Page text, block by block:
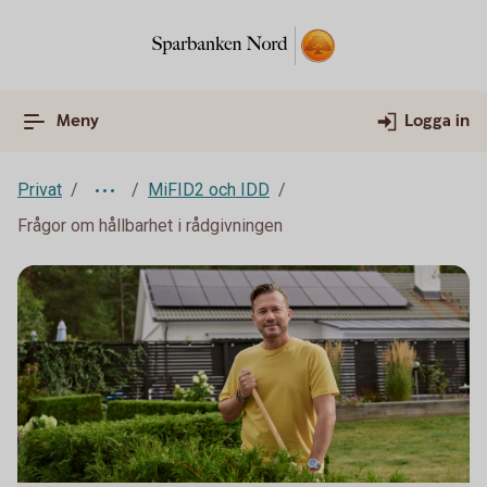
Meny Logga in
Privat
MiFID2 och IDD
Frågor om hållbarhet i rådgivningen